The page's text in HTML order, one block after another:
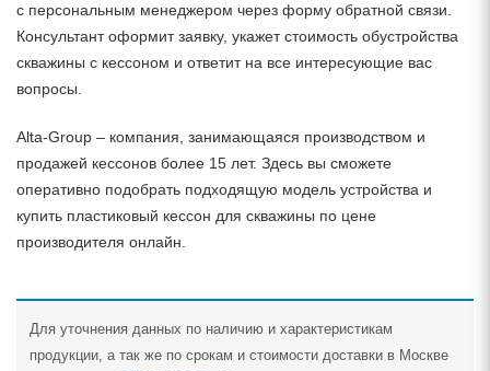
с персональным менеджером через форму обратной связи.
Консультант оформит заявку, укажет стоимость обустройства
скважины с кессоном и ответит на все интересующие вас
вопросы.
Alta-Group – компания, занимающаяся производством и
продажей кессонов более 15 лет. Здесь вы сможете
оперативно подобрать подходящую модель устройства и
купить пластиковый кессон для скважины по цене
производителя онлайн.
Для уточнения данных по наличию и характеристикам
продукции, а так же по срокам и стоимости доставки в Москве